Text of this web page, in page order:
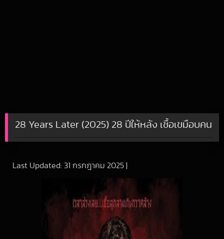
28 Years Later (2025) 28 ปีให้หลัง เชื้อเขมือบคน
Last Updated: 31 กรกฎาคม 2025